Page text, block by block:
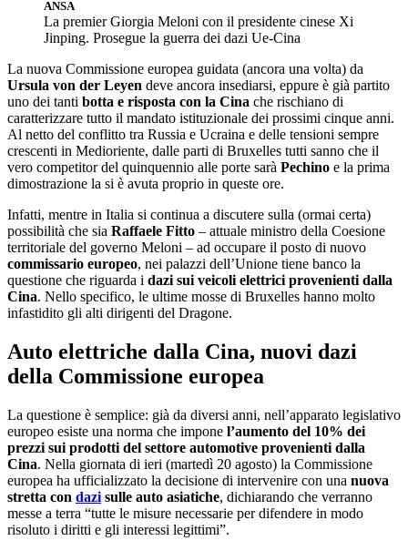
ANSA
La premier Giorgia Meloni con il presidente cinese Xi
Jinping. Prosegue la guerra dei dazi Ue-Cina
La nuova Commissione europea guidata (ancora una volta) da
Ursula von der Leyen deve ancora insediarsi, eppure è già partito
uno dei tanti botta e risposta con la Cina che rischiano di
caratterizzare tutto il mandato istituzionale dei prossimi cinque anni.
Al netto del conflitto tra Russia e Ucraina e delle tensioni sempre
crescenti in Medioriente, dalle parti di Bruxelles tutti sanno che il
vero competitor del quinquennio alle porte sarà Pechino e la prima
dimostrazione la si è avuta proprio in queste ore.
Infatti, mentre in Italia si continua a discutere sulla (ormai certa)
possibilità che sia Raffaele Fitto – attuale ministro della Coesione
territoriale del governo Meloni – ad occupare il posto di nuovo
commissario europeo, nei palazzi dell’Unione tiene banco la
questione che riguarda i dazi sui veicoli elettrici provenienti dalla
Cina. Nello specifico, le ultime mosse di Bruxelles hanno molto
infastidito gli alti dirigenti del Dragone.
Auto elettriche dalla Cina, nuovi dazi
della Commissione europea
La questione è semplice: già da diversi anni, nell’apparato legislativo
europeo esiste una norma che impone l’aumento del 10% dei
prezzi sui prodotti del settore automotive provenienti dalla
Cina. Nella giornata di ieri (martedì 20 agosto) la Commissione
europea ha ufficializzato la decisione di intervenire con una nuova
stretta con dazi sulle auto asiatiche, dichiarando che verranno
messe a terra “tutte le misure necessarie per difendere in modo
risoluto i diritti e gli interessi legittimi”.